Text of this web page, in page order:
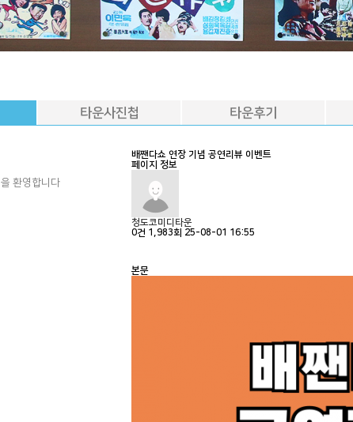
타운사진첩 타운후기
환영합니다
배짼다쇼 연장 기념 공연리뷰 이벤트
페이지 정보
청도코미디타운
0건 1,983회 25-08-01 16:55
본문